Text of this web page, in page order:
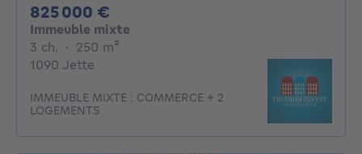
825 000 €
Immeuble mixte
3 ch. 3 chambres
· 250 m²
1090 Jette
IMMEUBLE MIXTE : COMMERCE + 2
LOGEMENTS